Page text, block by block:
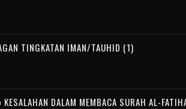
TINGKATAN IMAN/TAUHID (1)
KESALAHAN DALAM MEMBACA SURAH AL-